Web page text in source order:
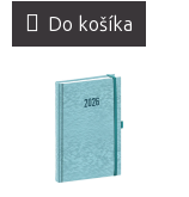
Do košíka